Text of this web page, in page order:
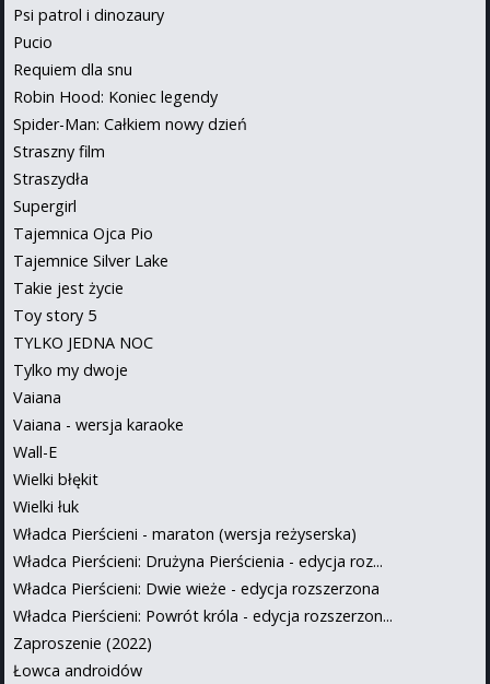
Psi patrol i dinozaury
Pucio
Requiem dla snu
Robin Hood: Koniec legendy
Spider-Man: Całkiem nowy dzień
Straszny film
Straszydła
Supergirl
Tajemnica Ojca Pio
Tajemnice Silver Lake
Takie jest życie
Toy story 5
TYLKO JEDNA NOC
Tylko my dwoje
Vaiana
Vaiana - wersja karaoke
Wall-E
Wielki błękit
Wielki łuk
Władca Pierścieni - maraton (wersja reżyserska)
Władca Pierścieni: Drużyna Pierścienia - edycja roz...
Władca Pierścieni: Dwie wieże - edycja rozszerzona
Władca Pierścieni: Powrót króla - edycja rozszerzon...
Zaproszenie (2022)
Łowca androidów